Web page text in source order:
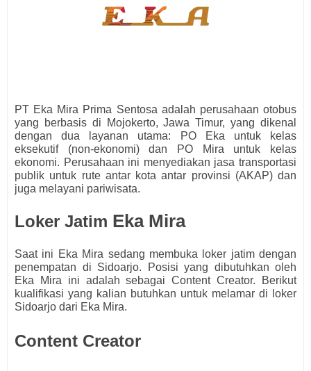
PT Eka Mira Prima Sentosa adalah perusahaan otobus
yang berbasis di Mojokerto, Jawa Timur, yang dikenal
dengan dua layanan utama: PO Eka untuk kelas
eksekutif (non-ekonomi) dan PO Mira untuk kelas
ekonomi. Perusahaan ini menyediakan jasa transportasi
publik untuk rute antar kota antar provinsi (AKAP) dan
juga melayani pariwisata.
Loker Jatim Eka Mira
Saat ini Eka Mira sedang membuka loker jatim dengan
penempatan di Sidoarjo. Posisi yang dibutuhkan oleh
Eka Mira ini adalah sebagai Content Creator.
Berikut
kualifikasi yang kalian butuhkan untuk melamar di loker
Sidoarjo dari Eka Mira.
Content Creator